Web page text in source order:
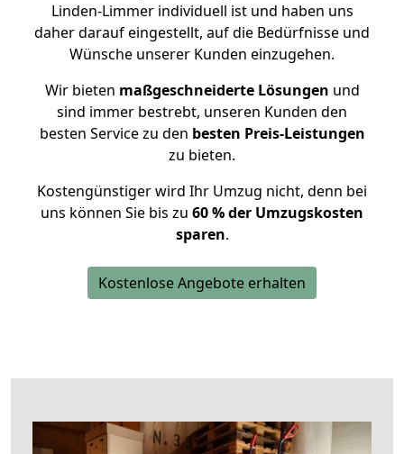
Linden-Limmer individuell ist und haben uns
daher darauf eingestellt, auf die Bedürfnisse und
Wünsche unserer Kunden einzugehen.
Wir bieten maßgeschneiderte Lösungen und
sind immer bestrebt, unseren Kunden den
besten Service zu den besten Preis-Leistungen
zu bieten.
Kostengünstiger wird Ihr Umzug nicht, denn bei
uns können Sie bis zu 60 % der Umzugskosten
sparen.
Kostenlose Angebote erhalten